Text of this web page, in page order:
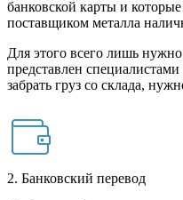
банковской карты и которые
поставщиком металла
Для этого всего лишь
представлен
забрать груз со склада,
2. Банковский перевод